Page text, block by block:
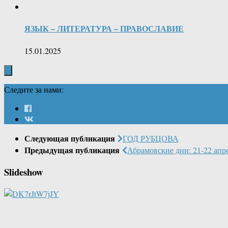
ЯЗЫК – ЛИТЕРАТУРА – ПРАВОСЛАВИЕ
15.01.2025
Следите за нами:
Следующая публикация ГОД РУБЦОВА
Предыдущая публикация Абрамовские дни: 21-22
Slideshow